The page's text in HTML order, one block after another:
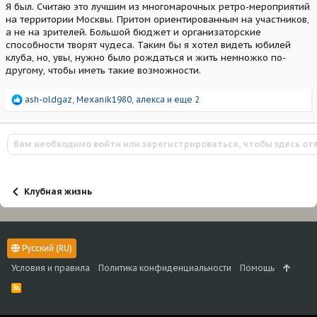
Я был. Считаю это лучшим из многомарочных ретро-мероприятий
на территории Москвы. Притом ориентированным на участников,
а не на зрителей. Большой бюджет и организаторские
способности творят чудеса. Таким бы я хотел видеть юбилей
клуба, но, увы, нужно было рождаться и жить немножко по-
другому, чтобы иметь такие возможности.
Р
а
к
ц
и
ash-oldgaz, Mexanik1980, алекса и еще 2
Вам необходимо войти или зарегистрироваться, чтобы здесь
Клубная жизнь
Русский (RU)
Условия и правила
Политика конфиденциальности Помощь
R
S